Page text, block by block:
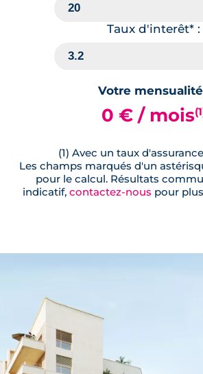
Taux d'interêt* :
Votre
0 € / mois
(1) Avec un taux
Les champs marqués d'un
pour le calcul. Résultats
indicatif, contactez-nous pour